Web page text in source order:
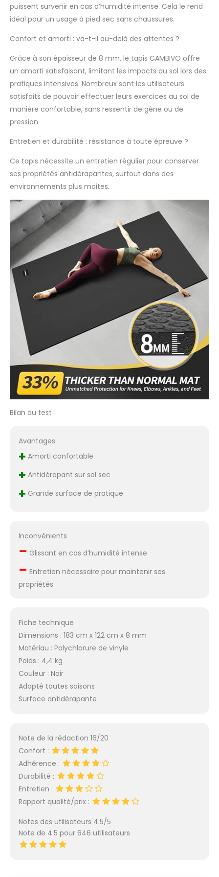
importe le style de
yoga que vous
unique en forme de
nid d'abeille empêche
le glissement sur la
plupart des surfaces
de sol. Rembourrage
et confort
supplémentaires -
Avec une épaisseur
contre les chocs.
Parfait pour les sols
durs, il soutient et
console votre
colonne vertébrale,
genoux et vos
coudes. Ce tapis de
gym épais protège
également vos sols
et vos tapis contre
les dommages
pendant
l'entraînement.
déchirure & Facile à
nettoyer - Investissez
dans un tapis de
gymnastique qui dure
longtemps. Nos tapis
yoga antidérapant
pour le fitness à
domicile sont
renforcés d'une
couche
supplémentaire de
notre tapis pilates est
Vous pouvez
Notre tapis sport
fitness se roule
facilement et se
sport ou cours de
yoga. Les sangles de
de fitness, notre tapis
répondre à vos
différents besoins
d'entraînement lors
occasions
avec 1x tapis de sport
extra-large, 1x chiffon
puissent survenir en cas d’humidité intense. Cela le rend
idéal pour un usage à pied sec sans chaussures.
Confort et amorti : va-t-il au-delà des attentes ?
Grâce à son épaisseur de 8 mm, le tapis CAMBIVO offre
un amorti satisfaisant, limitant les impacts au sol lors des
pratiques intensives. Nombreux sont les utilisateurs
satisfaits de pouvoir effectuer leurs exercices au sol de
manière confortable, sans ressentir de gêne ou de
pression.
Entretien et durabilité : résistance à toute épreuve ?
Ce tapis nécessite un entretien régulier pour conserver
ses propriétés antidérapantes, surtout dans des
environnements plus moites.
Bilan du test
Avantages
+ Amorti confortable
+ Antidérapant sur sol sec
+ Grande surface de pratique
Inconvénients
– Glissant en cas d’humidité intense
– Entretien nécessaire pour maintenir ses
propriétés
Fiche technique
Dimensions : 183 cm x 122 cm x 8 mm
Matériau : Polychlorure de vinyle
Poids : 4,4 kg
Couleur : Noir
Adapté toutes saisons
Surface antidérapante
Note de la rédaction 16/20
Confort :
Adhérence :
Durabilité :
Entretien :
Rapport qualité/prix :
Notes des utilisateurs 4.5/5
Note de 4.5 pour 646 utilisateurs